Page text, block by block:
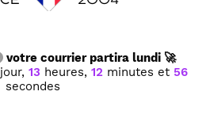
votre courrier partira lundi 🚀
jour, 13 heures, 12minutes et 56
secondes